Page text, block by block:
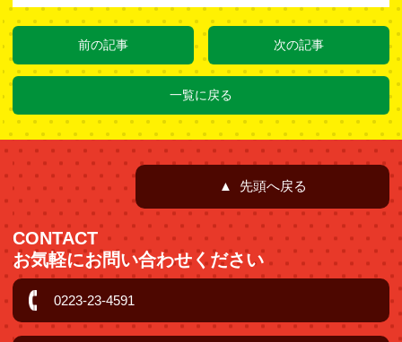
前の記事 次の記事
一覧に戻る
▲ 先頭へ戻る
CONTACT
お気軽にお問い合わせください
0223-23-4591